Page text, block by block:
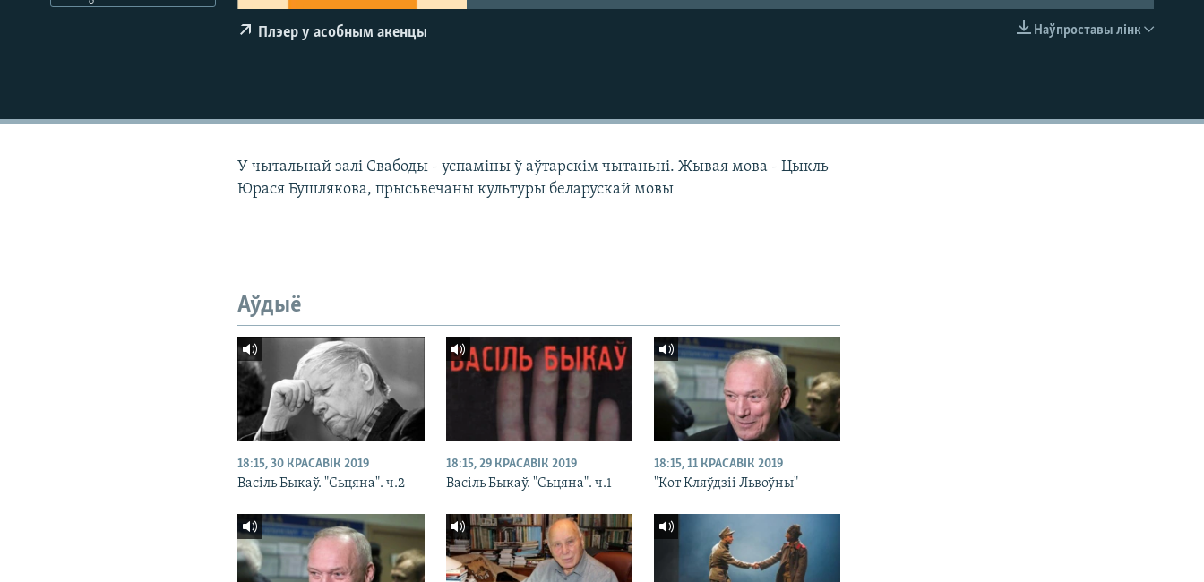
Наўпроставы лінк
Плэер у асобным акенцы
У чытальнай залі Свабоды - успаміны ў аўтарскім чытаньні. Жывая мова - Цыкль
Юрася Бушлякова, прысьвечаны культуры беларускай мовы
Аўдыё
18:15, 30 КРАСАВІК 2019
Васіль Быкаў. "Сьцяна". ч.2
18:15, 29 КРАСАВІК 2019
Васіль Быкаў. "Сьцяна". ч.1
18:15, 11 КРАСАВІК 2019
"Кот Кляўдзіі Львоўны"